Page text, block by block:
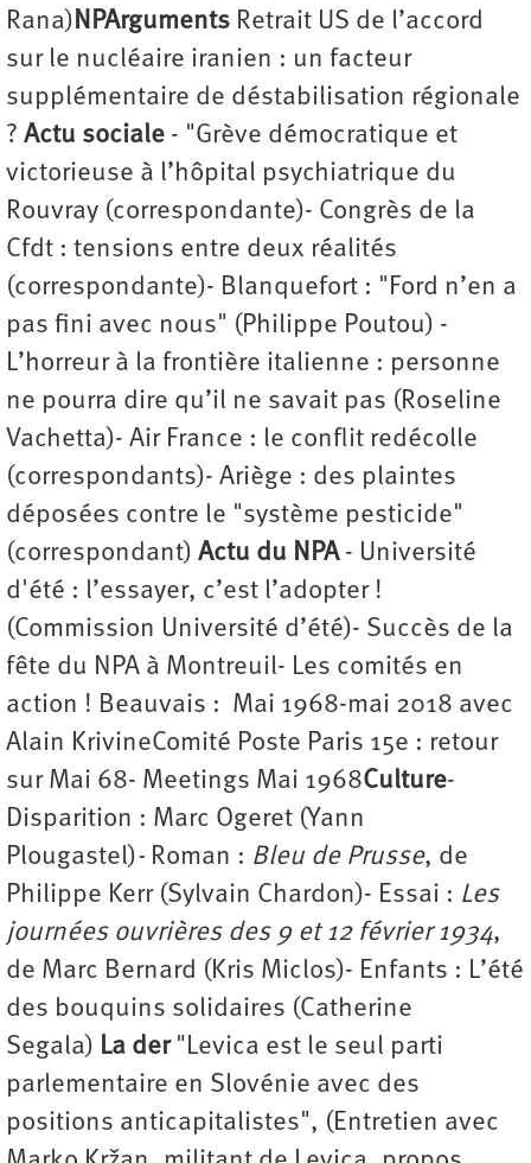
Rana)NPArguments Retrait US de l’accord
sur le nucléaire iranien : un facteur
supplémentaire de déstabilisation régionale
? Actu sociale - "Grève démocratique et
victorieuse à l’hôpital psychiatrique du
Rouvray (correspondante)- Congrès de la
Cfdt : tensions entre deux réalités
(correspondante)- Blanquefort : "Ford n’en a
pas fini avec nous" (Philippe Poutou) -
L’horreur à la frontière italienne : personne
ne pourra dire qu’il ne savait pas (Roseline
Vachetta)- Air France : le conflit redécolle
(correspondants)- Ariège : des plaintes
déposées contre le "système pesticide"
(correspondant) Actu du NPA - Université
d'été : l’essayer, c’est l’adopter !
(Commission Université d’été)- Succès de la
fête du NPA à Montreuil- Les comités en
action ! Beauvais : Mai 1968-mai 2018 avec
Alain KrivineComité Poste Paris 15e : retour
sur Mai 68- Meetings Mai 1968Culture-
Disparition : Marc Ogeret (Yann
Plougastel)- Roman : Bleu de Prusse, de
Philippe Kerr (Sylvain Chardon)- Essai : Les
journées ouvrières des 9 et 12 février 1934,
de Marc Bernard (Kris Miclos)- Enfants : L’été
des bouquins solidaires (Catherine
Segala) La der "Levica est le seul parti
parlementaire en Slovénie avec des
positions anticapitalistes", (Entretien avec